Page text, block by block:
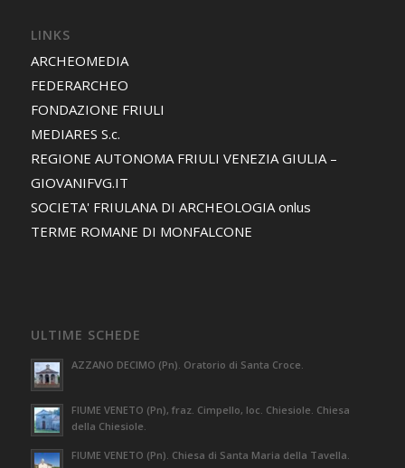
LINKS
ARCHEOMEDIA
FEDERARCHEO
FONDAZIONE FRIULI
MEDIARES S.c.
REGIONE AUTONOMA FRIULI VENEZIA GIULIA –
GIOVANIFVG.IT
SOCIETA' FRIULANA DI ARCHEOLOGIA onlus
TERME ROMANE DI MONFALCONE
ULTIME SCHEDE
AZZANO DECIMO (Pn). Oratorio di Santa Croce.
FIUME VENETO (Pn), fraz. Cimpello, loc. Chiesiole. Chiesa
della Chiesiole.
FIUME VENETO (Pn). Chiesa di Santa Maria della Tavella.